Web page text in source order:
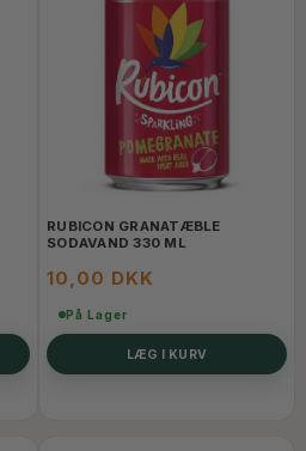
RUBICON GRANATÆBLE
SODAVAND 330 ML
10,00 DKK
På Lager
LÆG I KURV